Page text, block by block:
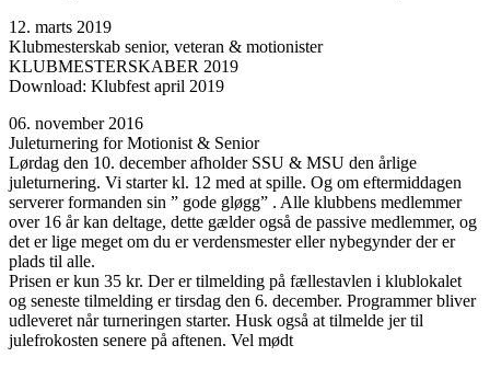
12. marts 2019
Klubmesterskab senior, veteran & motionister
KLUBMESTERSKABER 2019
Download: Klubfest april 2019
06. november 2016
Juleturnering for Motionist & Senior
Lørdag den 10. december afholder SSU & MSU den årlige
juleturnering. Vi starter kl. 12 med at spille. Og om eftermiddagen
serverer formanden sin ” gode gløgg” . Alle klubbens medlemmer
over 16 år kan deltage, dette gælder også de passive medlemmer, og
det er lige meget om du er verdensmester eller nybegynder der er
plads til alle.
Prisen er kun 35 kr. Der er tilmelding på fællestavlen i klublokalet
og seneste tilmelding er tirsdag den 6. december. Programmer bliver
udleveret når turneringen starter. Husk også at tilmelde jer til
julefrokosten senere på aftenen. Vel mødt